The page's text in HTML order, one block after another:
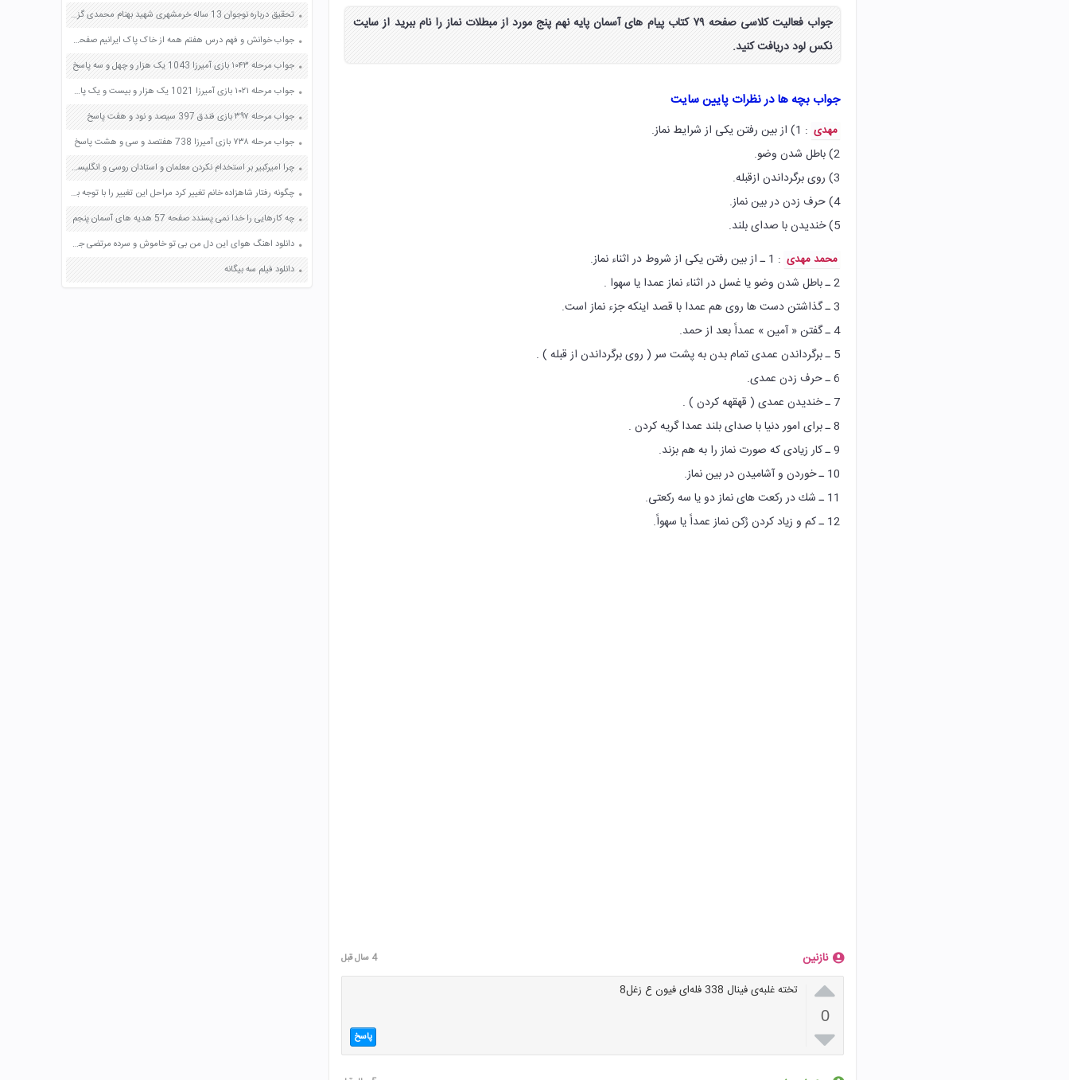
جواب فعالیت کلاسی صفحه ۷۹ کتاب پیام های آسمان پایه نهم پنج مورد از مبطلات نماز را نام ببرید از سایت
نکس لود دریافت کنید.
جواب بچه ها در نظرات پایین سایت
مهدی : 1) از بین رفتن یکی از شرایط نماز.
2) باطل شدن وضو.
3) روی برگرداندن ازقبله.
4) حرف زدن در بین نماز.
5) خندیدن با صدای بلند.
محمد مهدی : 1 ـ از بين رفتن يكى از شروط در اثناء نماز.
2 ـ باطل شدن وضو يا غسل در اثناء نماز عمدا يا سهوا .
3 ـ گذاشتن دست ها روى هم عمدا با قصد اينكه جزء نماز است.
4 ـ گفتن « آمين » عمداً بعد از حمد.
5 ـ برگرداندن عمدى تمام بدن به پشت سر ( روى برگرداندن از قبله ) .
6 ـ حرف زدن عمدى.
7 ـ خنديدن عمدى ( قهقهه كردن ) .
8 ـ براى امور دنيا با صداى بلند عمدا گريه كردن .
9 ـ كار زيادى كه صورت نماز را به هم بزند.
10 ـ خوردن و آشاميدن در بين نماز.
11 ـ شك در ركعت هاى نماز دو يا سه ركعتى.
12 ـ كم و زياد كردن رُكن نماز عمداً يا سهواً.
نازنین 4 سال قبل

0

تخته غلبه‌ی فینال 338 فله‌ای فیون ع زغل8
پاسخ
تحقیق درباره نوجوان 13 ساله خرمشهری شهید بهنام محمدی گزارش مستند کتاب خرمشهر در جنگ طولانی صفحه 37 آمادگی دفاعی نهم
جواب خوانش و فهم درس هفتم همه از خاک پاک ایرانیم صفحه 57 فارسی ششم
جواب مرحله ۱۰۴۳ بازی آمیرزا 1043 یک هزار و چهل و سه پاسخ
جواب مرحله ۱۰۲۱ بازی آمیرزا 1021 یک هزار و بیست و یک پاسخ
جواب مرحله ۳۹۷ بازی فندق 397 سیصد و نود و هفت پاسخ
جواب مرحله ۷۳۸ بازی آمیرزا 738 هفتصد و سی و هشت پاسخ
چرا امیرکبیر بر استخدام نکردن معلمان و استادان روسی و انگلیسی در مدرسه دارالفنون اصرار می کرد؟ صفحه 81 مطالعات اجتماعی نهم
چگونه رفتار شاهزاده خانم تغییر کرد مراحل این تغییر را با توجه به فیلم توضیح دهید این تغییر تحت تاثیر چه عواملی بود صفحه 14 تفکر و سبک زندگی هشتم
چه کارهایی را خدا نمی پسندد صفحه 57 هدیه های آسمان پنجم
دانلود اهنگ هوای این دل من بی تو خاموش و سرده مرتضی جعفر زاده
دانلود فیلم سه بیگانه